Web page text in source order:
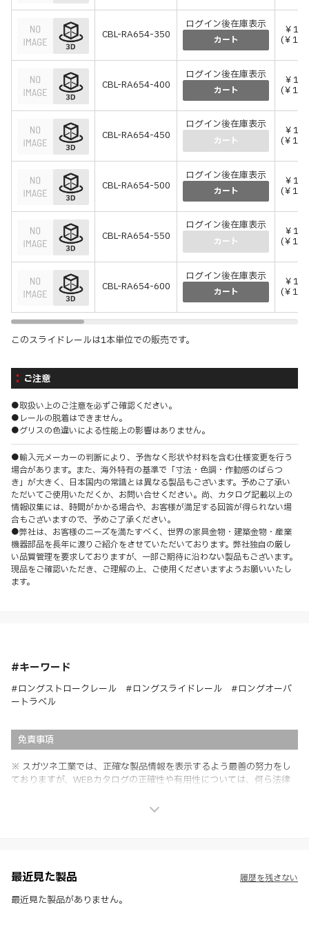
CBL-RA654-350
ログイン後在庫表示
カート
￥
(￥
CBL-RA654-400
ログイン後在庫表示
カート
￥
(￥
CBL-RA654-450
ログイン後在庫表示
カート
￥
(￥
CBL-RA654-500
ログイン後在庫表示
カート
￥
(￥
CBL-RA654-550
ログイン後在庫表示
カート
￥
(￥
CBL-RA654-600
ログイン後在庫表示
カート
￥
(￥
このスライドレールは1本単位での販売です。
ご注意
●取扱い上のご注意を必ずご確認ください。
●レールの脱着はできません。
●グリスの色違いによる性能上の影響はありません。
●輸入元メーカーの判断により、予告なく形状や材料を含む仕様変更を行う
場合があります。また、海外特有の基準で「寸法・色調・作動感のばらつ
き」が大きく、日本国内の常識とは異なる製品もございます。予めご了承い
ただいてご使用いただくか、お問い合せください。尚、カタログ記載以上の
情報収集には、時間がかかる場合や、お客様が満足する回答が得られない場
合もございますので、予めご了承ください。
●弊社は、お客様のニーズを満たすべく、世界の家具金物・建築金物・産業
機器部品を長年に渡りご紹介をさせていただいております。弊社独自の厳し
い品質管理を要求しておりますが、一部ご期待に沿わない製品もございます。
現品をご確認いただき、ご理解の上、ご使用くださいますようお願いいたし
ます。
#キーワード
#ロングストロークレール #ロングスライドレール #ロングオーバ
ートラベル
免責事項
※ スガツネ工業では、正確な製品情報を表示するよう最善の努力をし
ておりますが、WEBカタログの正確性や有用性については、何ら法律
社製品の使用ご検討、又は販売促進目的の利用に限ります。
※ 本WEBサイト製品情報のご利用にあたっては、WEBサイト利用規
約、プライバシーポリシー、製品情報ガイドをご確認いただき、内容の
最近見た製品
最近見た製品がありません。
履歴を残さない